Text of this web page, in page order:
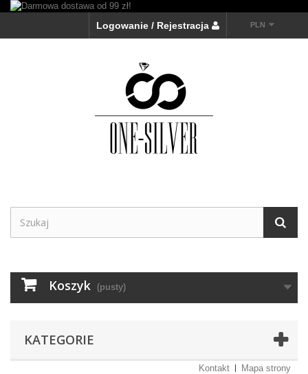
PLN
Logowanie / Rejestracja
Koszyk (pusty)
KATEGORIE
Kontakt Mapa strony